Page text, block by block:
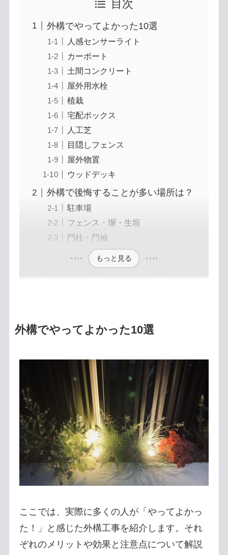
目次
外構でやってよかった10選
人感センサーライト
カーポート
土間コンクリート
屋外用水栓
植栽
宅配ボックス
人工芝
目隠しフェンス
屋外物置
ウッドデッキ
外構で後悔することが多い場所は？
駐車場
フェンス・塀・生垣
門柱・門袖
もっと見る
外構でやってよかった10選
ここでは、実際に多くの人が「やってよかっ
た！」と感じた外構工事を紹介します。それ
ぞれのメリットや効果と注意点について解説